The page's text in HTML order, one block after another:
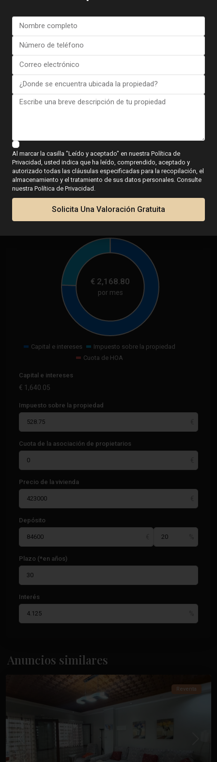
Bungalow in Torrevieja (Alica...
Calculadora
€ 2,168.80
por mes
Capital e intereses
Impuesto sobre la propiedad
Cuota de HOA
Capital e intereses
€ 1,640.05
Impuesto sobre la propiedad
Cuota de la asociación de propietarios
Precio de la vivienda
Depósito
Plazo (*en años)
Interés
Anuncios similares
Acequión,
Torrevieja
Reventa
Al marcar la casilla "Leído y aceptado" en nuestra Política de
Privacidad, usted indica que ha leído, comprendido, aceptado y
autorizado todas las cláusulas especificadas para la recopilación, el
almacenamiento y el tratamiento de sus datos personales. Consulte
nuestra Política de Privacidad.
Solicita Una Valoración Gratuita